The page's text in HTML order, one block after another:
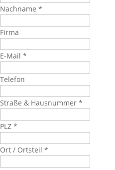
Nachname *
Firma
E-Mail *
Telefon
Straße & Hausnummer *
PLZ *
Ort / Ortsteil *